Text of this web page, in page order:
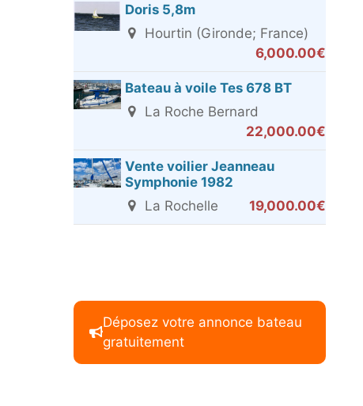
Doris 5,8m
Hourtin (Gironde; France)
6,000.00€
Bateau à voile Tes 678 BT
La Roche Bernard
22,000.00€
Vente voilier Jeanneau
Symphonie 1982
La Rochelle
19,000.00€
Déposez votre annonce bateau
gratuitement